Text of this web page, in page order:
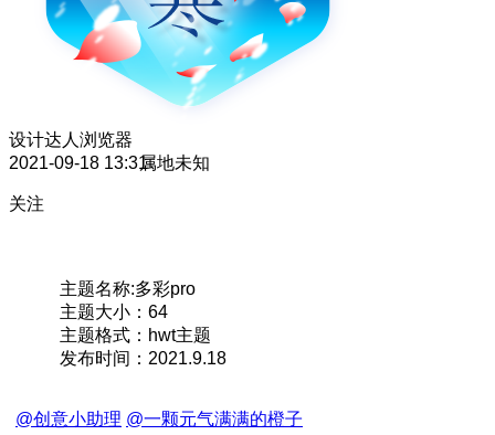
设计达人 浏览器
2021-09-18 13:31属地未知
关注
主题名称:多彩pro
主题大小：64
主题格式：hwt主题
发布时间：2021.9.18
@创意小助理 @一颗元气满满的橙子